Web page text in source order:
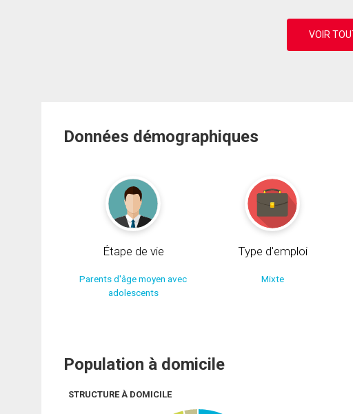
Données démographiques
Étape de vie
Parents d'âge moyen avec
adolescents
Type d'emploi
Mixte
Population à domicile
STRUCTURE À DOMICILE